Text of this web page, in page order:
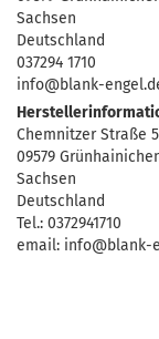
Sachsen
Deutschland
037294 1710
info@blank-
Chemnitzer Straße
09579
Sachsen
Deutschland
Tel.: 0372941710
email: info@blank-